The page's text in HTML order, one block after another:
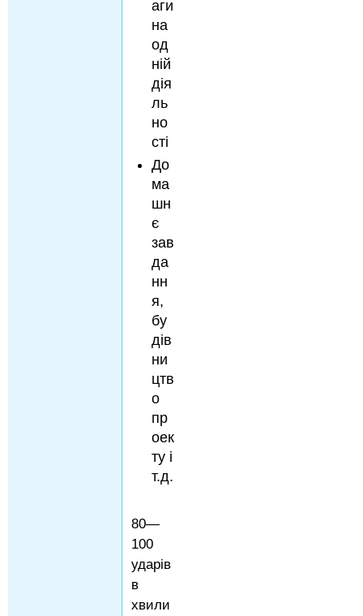
аги
на
од
ній
дія
ль
но
сті
До
ма
шн
є
зав
да
нн
я,
бу
дів
ни
цтв
о
пр
оек
ту і
т.д.
80—
100
ударів
в
хвили